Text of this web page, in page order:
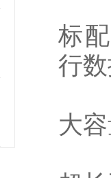
标
行
大